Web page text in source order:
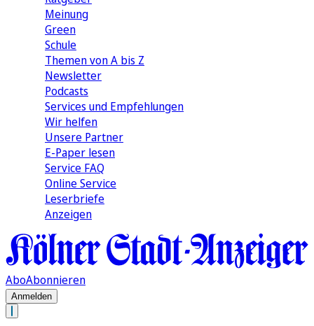
Meinung
Green
Schule
Themen von A bis Z
Newsletter
Podcasts
Services und Empfehlungen
Wir helfen
Unsere Partner
E-Paper lesen
Service FAQ
Online Service
Leserbriefe
Anzeigen
AboAbonnieren
Anmelden